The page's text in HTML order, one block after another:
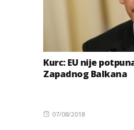
Kurc: EU nije
Zapadnog Balkana
Posted
07/08/2018